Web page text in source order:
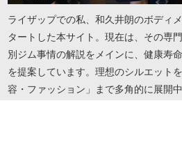
ライザップでの私、和久井朗のボディ
タートした本サイト。現在は、その専
別ジム事情の解説をメインに、健康寿
を提案しています。理想のシルエット
容・ファッション」まで多角的に展開